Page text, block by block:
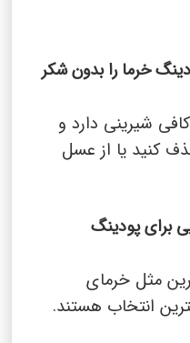
خرما را بدون شکر
کافی شیرینی دارد و
کنید یا از عسل
برای پودینگ
مثل خرمای
انتخاب هستند.